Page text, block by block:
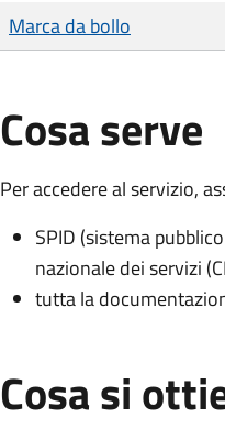
Tipo di pagamento
Importo
Marca da bollo
Cosa serve
Per accedere al servizio,
SPID (sistema
nazionale dei servizi
tutta la
Cosa si